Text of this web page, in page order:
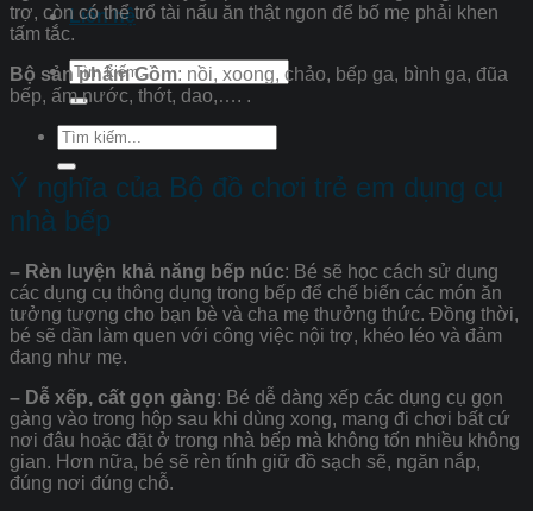
Liên hệ
Tìm
kiếm:
Tìm
kiếm:
trợ, còn có thể trổ tài nấu ăn thật ngon để bố mẹ phải khen
tấm tắc.
Bộ sản phẩm Gồm: nồi, xoong, chảo, bếp ga, bình ga, đũa
bếp, ấm nước, thớt, dao,…. .
Ý nghĩa của Bộ đồ chơi trẻ em dụng cụ
nhà bếp
– Rèn luyện khả năng bếp núc: Bé sẽ học cách sử dụng
các dụng cụ thông dụng trong bếp để chế biến các món ăn
tưởng tượng cho bạn bè và cha mẹ thưởng thức. Đồng thời,
bé sẽ dần làm quen với công việc nội trợ, khéo léo và đảm
đang như mẹ.
– Dễ xếp, cất gọn gàng: Bé dễ dàng xếp các dụng cụ gọn
gàng vào trong hộp sau khi dùng xong, mang đi chơi bất cứ
nơi đâu hoặc đặt ở trong nhà bếp mà không tốn nhiều không
gian. Hơn nữa, bé sẽ rèn tính giữ đồ sạch sẽ, ngăn nắp,
đúng nơi đúng chỗ.